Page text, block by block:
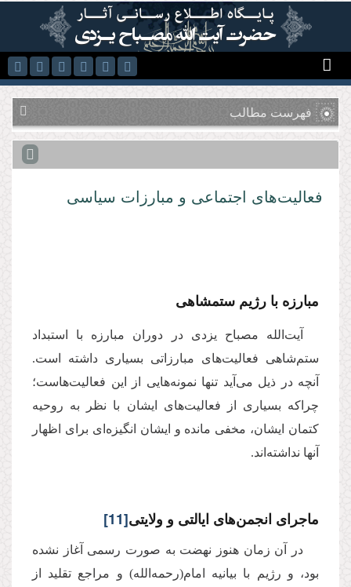
رفتن به محتوای اصلی
فهرست مطالب
فعالیت‌هاى اجتماعى و مبارزات سیاسى
مبارزه با رژیم ستمشاهی
آیت‌الله مصباح یزدى در دوران مبارزه با استبداد
ستم‌شاهى فعالیت‌هاى مبارزاتى بسیارى داشته است.
آنچه در ذیل مى‌آید تنها نمونه‌هایى از این فعالیت‌هاست؛
چراكه بسیارى از فعالیت‌هاى ایشان با نظر به روحیه
كتمان ایشان، مخفى مانده و ایشان انگیزه‌اى براى اظهار
آنها نداشته‌اند.
ماجراى انجمن‌هاى ایالتى و ولایتى[11]
در آن زمان هنوز نهضت به صورت رسمى آغاز نشده
بود، و رژیم با بیانیه امام(رحمه‌الله) و مراجع تقلید از